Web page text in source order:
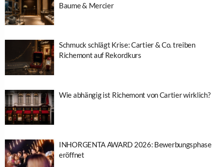
Baume & Mercier
Schmuck schlägt Krise: Cartier & Co. treiben
Richemont auf Rekordkurs
Wie abhängig ist Richemont von Cartier wirklich?
INHORGENTA AWARD 2026: Bewerbungsphase
eröffnet